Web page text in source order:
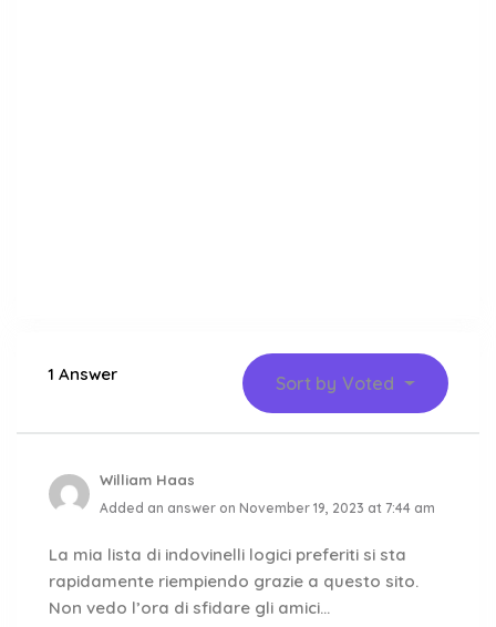
1 Answer Sort by Voted
William Haas
Added an answer on November 19, 2023 at 7:44 am
La mia lista di indovinelli logici preferiti si sta
rapidamente riempiendo grazie a questo sito.
Non vedo l’ora di sfidare gli amici…